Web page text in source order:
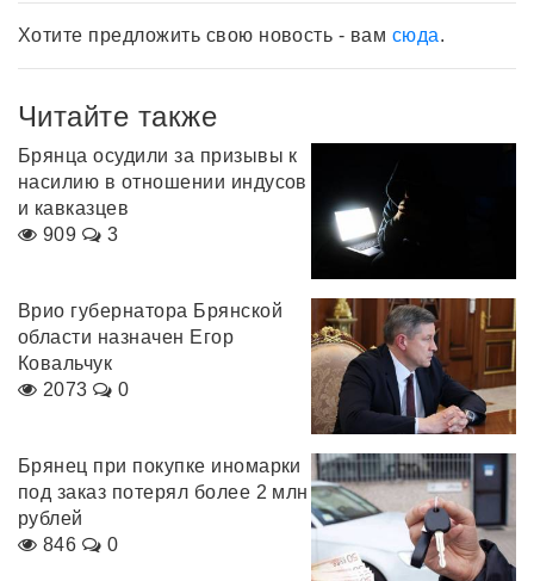
Хотите предложить свою новость - вам сюда.
Читайте также
Брянца осудили за призывы к
насилию в отношении индусов
и кавказцев
909
3
Врио губернатора Брянской
области назначен Егор
Ковальчук
2073
0
Брянец при покупке иномарки
под заказ потерял более 2 млн
рублей
846
0